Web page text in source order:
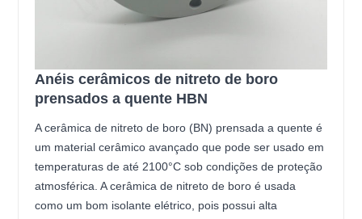
Anéis cerâmicos de nitreto de boro
prensados a quente HBN
A cerâmica de nitreto de boro (BN) prensada a quente é
um material cerâmico avançado que pode ser usado em
temperaturas de até 2100°C sob condições de proteção
atmosférica. A cerâmica de nitreto de boro é usada
como um bom isolante elétrico, pois possui alta